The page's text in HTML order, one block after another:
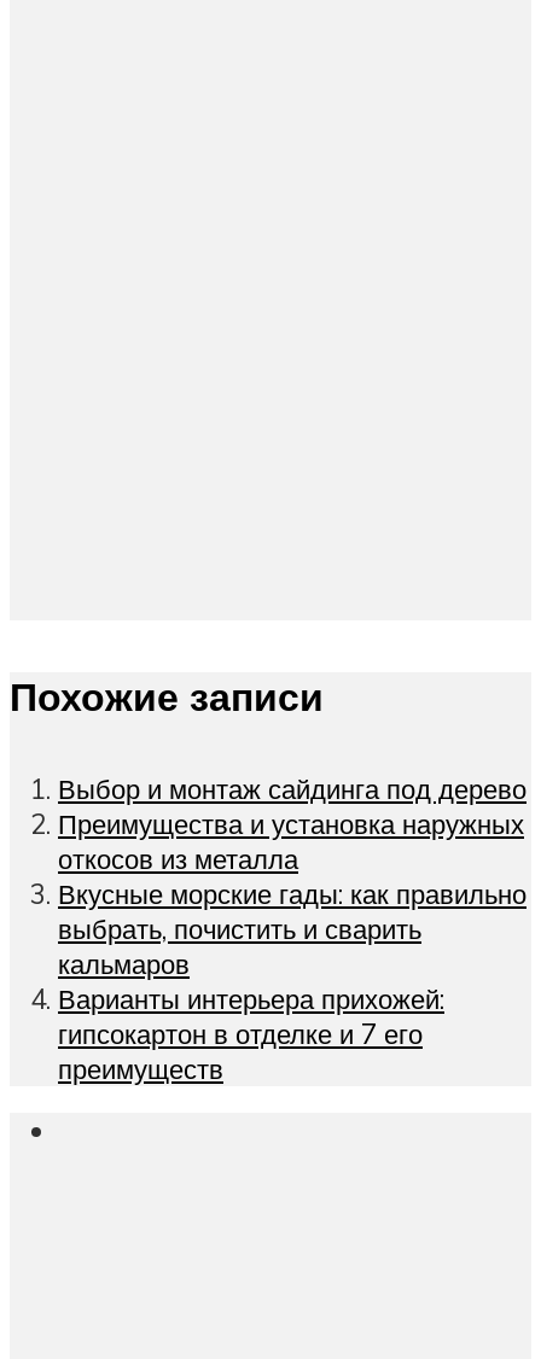
Похожие записи
Выбор и монтаж сайдинга под дерево
Преимущества и установка наружных
откосов из металла
Вкусные морские гады: как правильно
выбрать, почистить и сварить
кальмаров
Варианты интерьера прихожей:
гипсокартон в отделке и 7 его
преимуществ